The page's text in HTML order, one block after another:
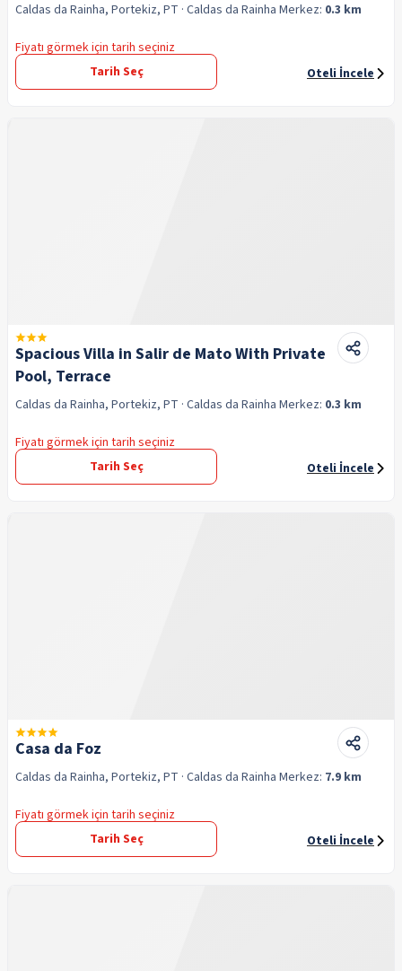
Caldas da Rainha, Portekiz, PT · Caldas da Rainha Merkez: 0.3 km
Fiyatı görmek için tarih seçiniz
Tarih Seç
Oteli İncele
Spacious Villa in Salir de Mato With Private
Pool, Terrace
Caldas da Rainha, Portekiz, PT · Caldas da Rainha Merkez: 0.3 km
Fiyatı görmek için tarih seçiniz
Tarih Seç
Oteli İncele
Casa da Foz
Caldas da Rainha, Portekiz, PT · Caldas da Rainha Merkez: 7.9 km
Fiyatı görmek için tarih seçiniz
Tarih Seç
Oteli İncele